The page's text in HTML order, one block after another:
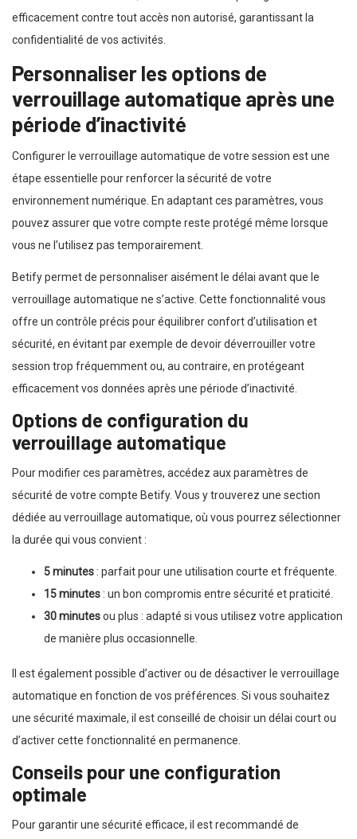
efficacement contre tout accès non autorisé, garantissant la
confidentialité de vos activités.
Personnaliser les options de
verrouillage automatique après une
période d’inactivité
Configurer le verrouillage automatique de votre session est une
étape essentielle pour renforcer la sécurité de votre
environnement numérique. En adaptant ces paramètres, vous
pouvez assurer que votre compte reste protégé même lorsque
vous ne l’utilisez pas temporairement.
Betify permet de personnaliser aisément le délai avant que le
verrouillage automatique ne s’active. Cette fonctionnalité vous
offre un contrôle précis pour équilibrer confort d’utilisation et
sécurité, en évitant par exemple de devoir déverrouiller votre
session trop fréquemment ou, au contraire, en protégeant
efficacement vos données après une période d’inactivité.
Options de configuration du
verrouillage automatique
Pour modifier ces paramètres, accédez aux paramètres de
sécurité de votre compte Betify. Vous y trouverez une section
dédiée au verrouillage automatique, où vous pourrez sélectionner
la durée qui vous convient :
5 minutes : parfait pour une utilisation courte et fréquente.
15 minutes : un bon compromis entre sécurité et praticité.
30 minutesou plus : adapté si vous utilisez votre application
de manière plus occasionnelle.
Il est également possible d’activer ou de désactiver le verrouillage
automatique en fonction de vos préférences. Si vous souhaitez
une sécurité maximale, il est conseillé de choisir un délai court ou
d’activer cette fonctionnalité en permanence.
Conseils pour une configuration
optimale
Pour garantir une sécurité efficace, il est recommandé de